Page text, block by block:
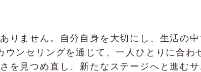
りません。自分自身を大切にし、生活の
ンセリングを通じて、一人ひとりに合わ
を見つめ直し、新たなステージへと進む